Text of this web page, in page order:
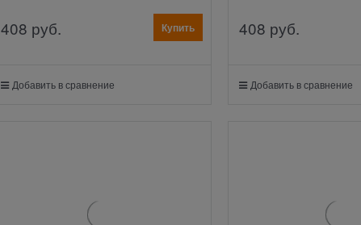
408 руб. Купить
Добавить в сравнение
408 руб.
Добавить в сравнение